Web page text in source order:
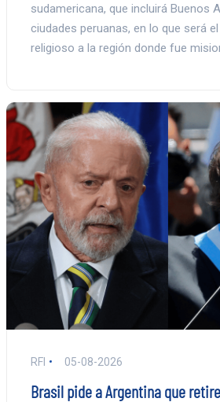
sudamericana, que incluirá Buenos
ciudades peruanas, en lo que será
religioso a la región donde fue
RFI 05-08-2026
Brasil pide a Argentina que